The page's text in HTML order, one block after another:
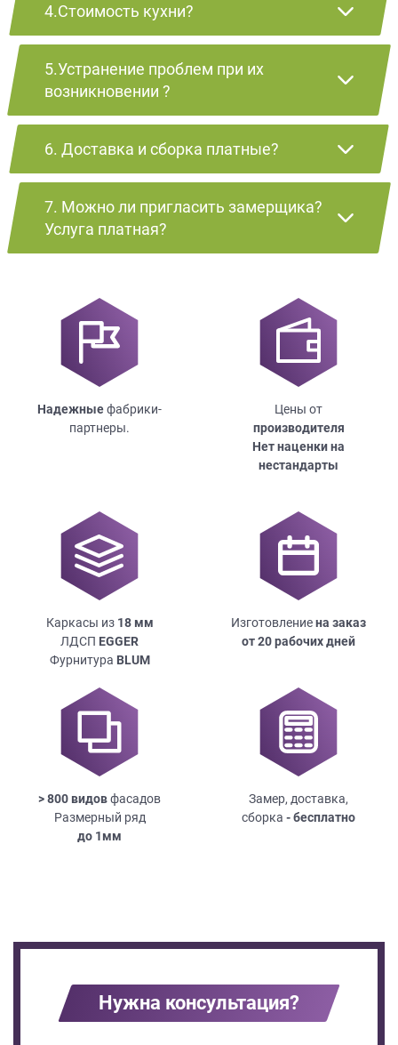
4.Стоимость кухни?
5.Устранение проблем при их
возникновении ?
6. Доставка и сборка платные?
7. Можно ли пригласить замерщика?
Услуга платная?
Надежныефабрики-
партнеры.
Цены от
производителя
Нет наценки на
нестандарты
Каркасы из 18мм
ЛДСП EGGER
Фурнитура BLUM
Изготовлениена заказ
от 20 рабочих дней
> 800 видовфасадов
Размерный ряд
до 1мм
Замер, доставка,
сборка - бесплатно
Нужна консультация?